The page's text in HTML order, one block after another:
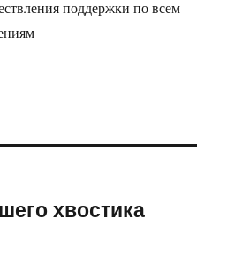
поддержки по всем
хвостика